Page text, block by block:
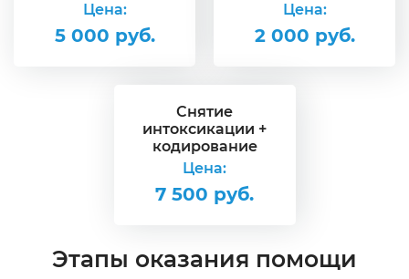
Цена:
5 000 руб.
Цена:
2 000 руб.
Снятие
интоксикации +
кодирование
Цена:
7 500 руб.
Этапы оказания помощи